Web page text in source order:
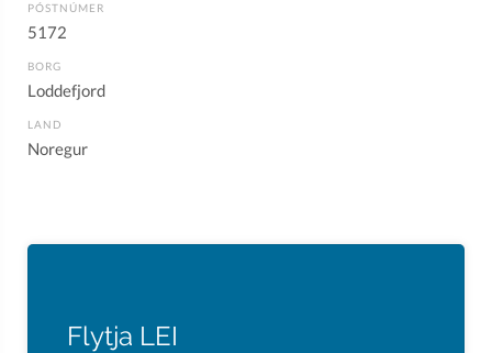
PÓSTNÚMER
5172
BORG
Loddefjord
LAND
Noregur
Flytja LEI